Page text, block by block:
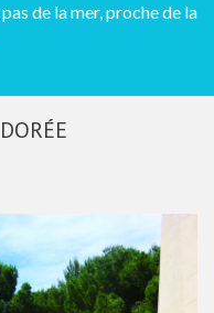
de la mer, proche de la